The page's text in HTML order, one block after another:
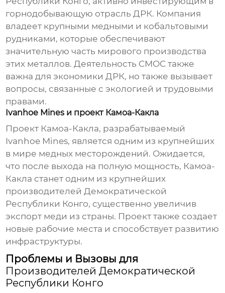
горнодобывающую отрасль ДРК. Компания
владеет крупными медными и кобальтовыми
рудниками, которые обеспечивают
значительную часть мирового производства
этих металлов. Деятельность CMOC также
важна для экономики ДРК, но также вызывает
вопросы, связанные с экологией и трудовыми
правами.
Ivanhoe Mines и проект Камоа-Какла
Проект Камоа-Какла, разрабатываемый
Ivanhoe Mines, является одним из крупнейших
в мире медных месторождений. Ожидается,
что после выхода на полную мощность, Камоа-
Какла станет одним из крупнейших
производителей Демократической
Республики Конго, существенно увеличив
экспорт меди из страны. Проект также создает
новые рабочие места и способствует развитию
инфраструктуры.
Проблемы и Вызовы для
Производителей Демократической
Республики Конго